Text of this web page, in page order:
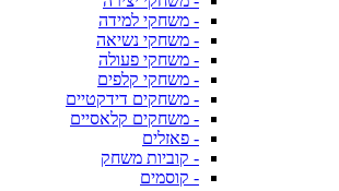
- משחקי למידה
- משחקי נשיאה
- משחקי פעולה
- משחקי קלפים
- משחקים דידקטיים
- משחקים קלאסיים
- פאזלים
- קוביות משחק
- קוסמים